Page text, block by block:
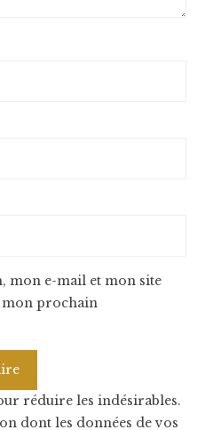
mon e-mail et mon site
mon prochain
réduire les indésirables.
dont les données de vos